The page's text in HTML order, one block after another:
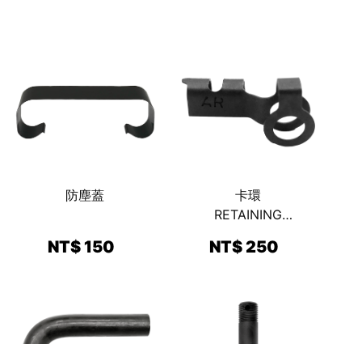
防塵蓋
NT$ 150
卡環
RETAINING
NT$ 250